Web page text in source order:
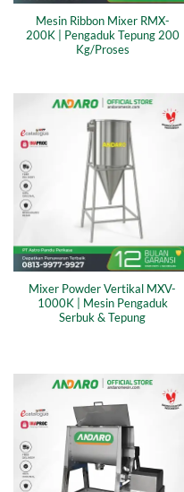
Mesin Ribbon Mixer RMX-
200K | Pengaduk Tepung 200
Kg/Proses
Mixer Powder Vertikal MXV-
1000K | Mesin Pengaduk
Serbuk & Tepung